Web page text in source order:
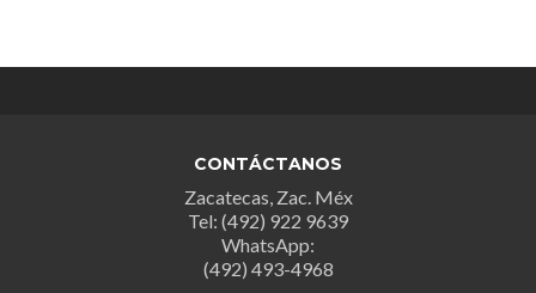
CONTÁCTANOS
Zacatecas, Zac. Méx
Tel: (492) 922 9639
WhatsApp:
(492) 493-4968